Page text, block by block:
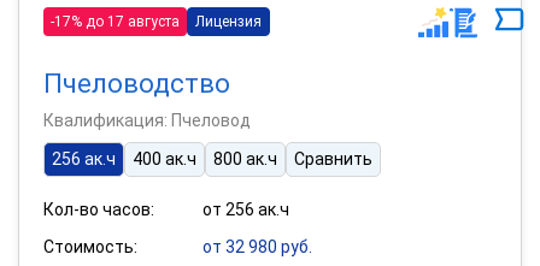
-17% до 17 августа Лицензия
Пчеловодство
Квалификация: Пчеловод
256 ак.ч
400 ак.ч 800 ак.ч Сравнить
Кол-во часов:
от 256 ак.ч
Стоимость:
от 32 980 руб.